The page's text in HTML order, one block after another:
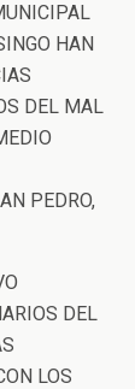
HAN
DEL MAL
PEDRO,
DEL
LOS